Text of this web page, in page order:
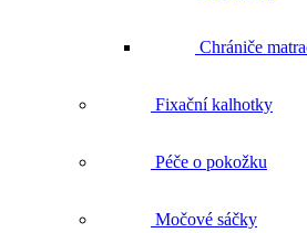
Chrániče
Fixační kalhotky
Péče o pokožku
Močové sáčky